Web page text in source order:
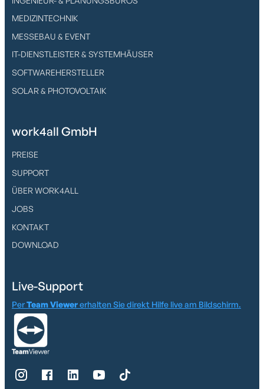
MEDIZINTECHNIK
MESSEBAU & EVENT
IT-DIENSTLEISTER & SYSTEMHÄUSER
SOFTWAREHERSTELLER
SOLAR & PHOTOVOLTAIK
work4all GmbH
PREISE
SUPPORT
ÜBER WORK4ALL
JOBS
KONTAKT
DOWNLOAD
Live-Support
PerTeam Viewererhalten Sie direkt Hilfe live am Bildschirm.